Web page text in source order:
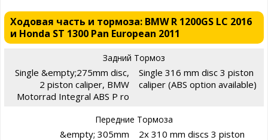
Ходовая часть и тормоза: BMW R 1200GS LC 2016
и Honda ST 1300 Pan European 2011
Задний Тормоз
Single &empty;275mm disc,
2 piston caliper, BMW
Motorrad Integral ABS P ro
Single 316 mm disc 3 piston
caliper (ABS option available)
Передние Тормоза
&empty; 305mm 2x 310 mm discs 3 piston